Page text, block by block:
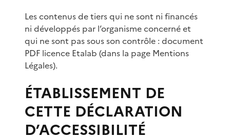
Les contenus de tiers qui ne sont ni financés
ni développés par l’organisme concerné et
qui ne sont pas sous son contrôle : document
PDF licence Etalab (dans la page Mentions
Légales).
ÉTABLISSEMENT DE
CETTE DÉCLARATION
D’ACCESSIBILITÉ